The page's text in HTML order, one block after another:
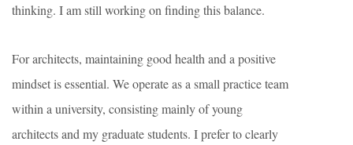
thinking. I am still working on finding this balance.
For architects, maintaining good health and a positive
mindset is essential. We operate as a small practice team
within a university, consisting mainly of young
architects and my graduate students. I prefer to clearly